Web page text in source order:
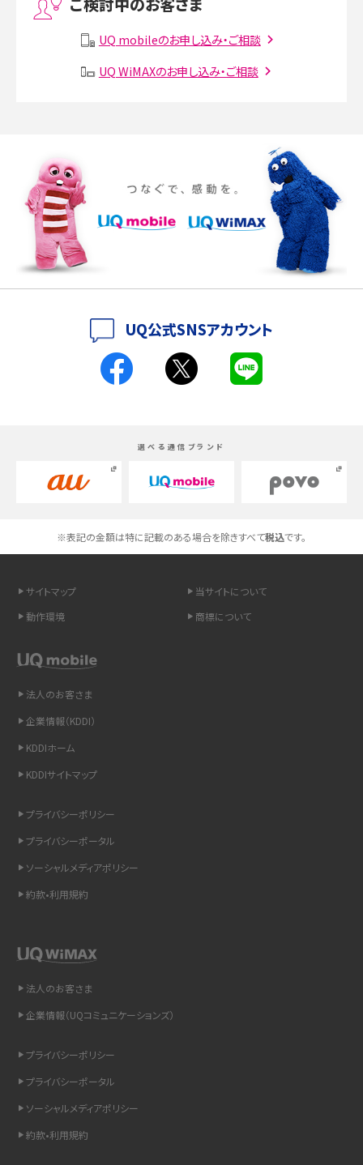
Instagram（インスタグラム）でスクショするとバレる？バレるケースや撮り方も解
SMSとは？料金やできること、注意点や届かない時の対処法を解説
iPhone 16eとiPhone SE（第3世代）の違いは？サイズやスペックを比較して解説
iPhone 16eとiPhone 14を徹底比較！スペック・機能の違いをわかりやすく紹介
iPhone 16シリーズのモデルを比較！価格・サイズ・カメラ性能の違いを徹底解説
iPhone 16とiPhone 15の違いは？カメラ・スペック・機能を徹底比較
スマホが高い理由は？購入費用を抑える方法や端末を選ぶ時の注意点を解説！
高校生にスマホ制限は必要？所持率やメリット・デメリットを詳しく紹介
スマホのネット通信速度が遅い原因は？すぐできる対処法や見直すポイントを解
iCloudの使用容量を減らす9つの方法！使用状況の確認手順も紹介
インスタのDMの送り方は？便利機能の使い方や注意点をわかりやすく解説
「iPhoneを探す」の使い方と設定方法を紹介！ブラウザやアプリから探す方法を
詳しく解説
Wi-Fiを快適に使うための速度はどれくらい？用途別の目安・回線ごとの平均を
LINEの着信音や通知音の設定・変更方法を解説！鳴らない場合の対処法も紹介
UQ mobileのお申し込み・ご相談
UQ WiMAXのお申し込み・ご相談
UQ公式SNSアカウント
選べる通信ブランド
※表記の金額は特に記載のある場合を除きすべて税込です。
サイトマップ
当サイトについて
動作環境
商標について
法人のお客さま
企業情報（KDDI）
KDDIホーム
KDDIサイトマップ
プライバシーポリシー
プライバシーポータル
ソーシャルメディアポリシー
約款•利用規約
法人のお客さま
企業情報（UQコミュニケーションズ）
プライバシーポリシー
プライバシーポータル
ソーシャルメディアポリシー
約款•利用規約